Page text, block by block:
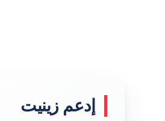
إدعم زينيت